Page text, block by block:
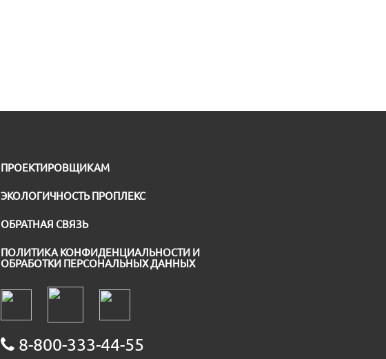
ПРОЕКТИРОВЩИКАМ
ЭКОЛОГИЧНОСТЬ ПРОПЛЕКС
ОБРАТНАЯ СВЯЗЬ
ПОЛИТИКА КОНФИДЕНЦИАЛЬНОСТИ И
ОБРАБОТКИ ПЕРСОНАЛЬНЫХ ДАННЫХ
8-800-333-44-55